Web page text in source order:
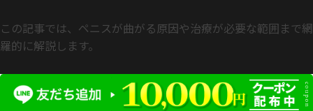
この記事では、ペニスが曲がる原因や治療が必要な範囲まで網
羅的に解説します。